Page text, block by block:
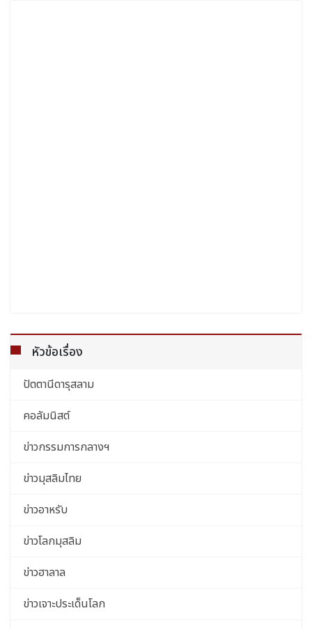
หัวข้อเรื่อง
ปัตตานีดารุสลาม
คอลัมนิสต์
ข่าวกรรมการกลางฯ
ข่าวมุสลิมไทย
ข่าวอาหรับ
ข่าวโลกมุสลิม
ข่าวฮาลาล
ข่าวเจาะประเด็นโลก